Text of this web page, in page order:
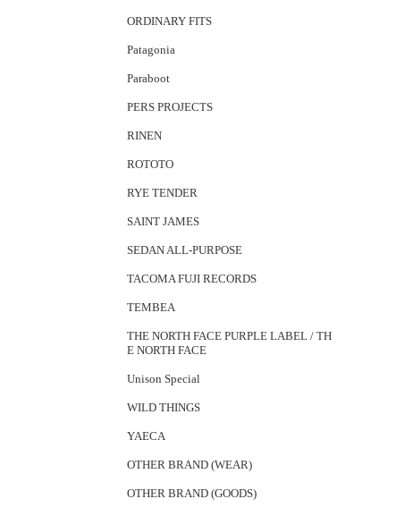
ORDINARY FITS
Patagonia
Paraboot
PERS PROJECTS
RINEN
ROTOTO
RYE TENDER
SAINT JAMES
SEDAN ALL-PURPOSE
TACOMA FUJI RECORDS
TEMBEA
THE NORTH FACE PURPLE LABEL / TH
E NORTH FACE
Unison Special
WILD THINGS
YAECA
OTHER BRAND (WEAR)
OTHER BRAND (GOODS)